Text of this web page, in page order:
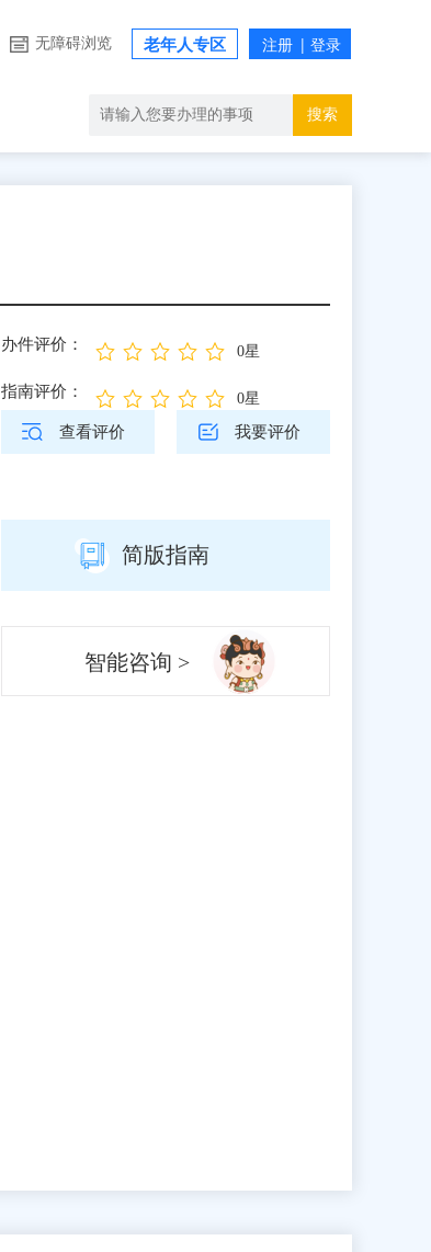
无障碍浏览 老年人专区
搜索
办件评价： 0星
指南评价： 0星
查看评价 我要评价
简版指南
智能咨询 >